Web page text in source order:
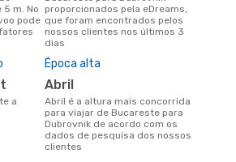
m. No
pode
proporcionados pela eDreams,
que foram encontrados pelos
nossos clientes nos últimos 3
dias
Época alta
abril
abril é a altura mais concorrida
para viajar de Bucareste para
Dubrovnik de acordo com os
dados de pesquisa dos nossos
clientes